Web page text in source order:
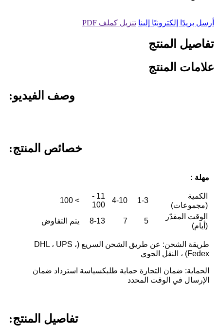
أرسل بريدًا إلكترونيًا إلينا تنزيل كملف PDF
تفاصيل المنتج
علامات المنتج
وصف الفيديو:
خصائص المنتج:
مهلة :
الكمية
(مجموعات)
1-3
4-10
11 -
100
> 100
الوقت المقدّر
(أيام)
5
7
8-13 يتم التفاوض
طريقة الشحن: عن طريق الشحن السريع (DHL ، UPS ،
Fedex) ، النقل الجوي
الحماية: ضمان التجارة حماية طلبكسياسة استرداد ضمان
الإرسال في الوقت المحدد
تفاصيل المنتج: